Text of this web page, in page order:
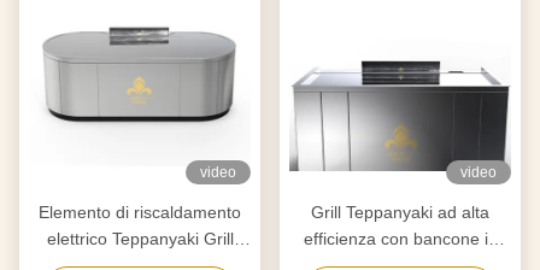
video
Elemento di riscaldamento
elettrico Teppanyaki Grill
Tavolo per la purificazione
video
Grill Teppanyaki ad alta
efficienza con bancone in
acciaio in lega alimentare da